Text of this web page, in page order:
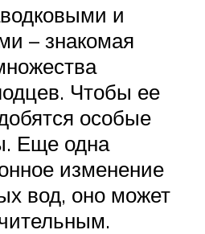
и
– знакомая
Чтобы ее
особые
Еще одна
изменение
вод, оно может